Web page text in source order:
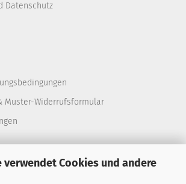
verwendet Cookies und andere
Datenschutz
Muster-Widerrufsformular